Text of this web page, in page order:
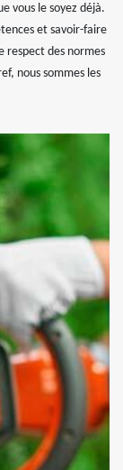
vous le soyez déjà.
et savoir-faire
respect des normes
nous sommes les